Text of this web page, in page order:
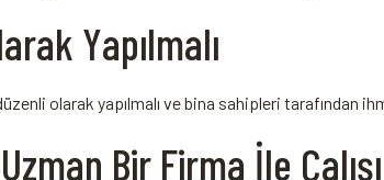
Yapılmalı
olarak yapılmalı‍ ve bina sahipleri tarafından
Bir Firma İle